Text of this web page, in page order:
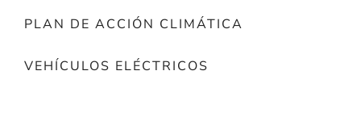
PLAN DE ACCIÓN CLIMÁTICA
VEHÍCULOS ELÉCTRICOS